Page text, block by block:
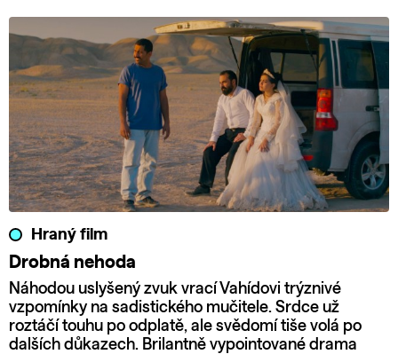
Hraný film
Drobná nehoda
Náhodou uslyšený zvuk vrací Vahídovi trýznivé
vzpomínky na sadistického mučitele. Srdce už
roztáčí touhu po odplatě, ale svědomí tiše volá po
dalších důkazech. Brilantně vypointované drama